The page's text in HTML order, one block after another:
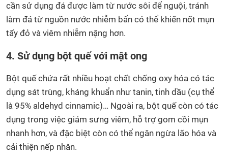
cần sử dụng đá được làm từ nước sôi để nguội, tránh
làm đá từ nguồn nước nhiễm bẩn có thể khiến nốt mụn
tấy đỏ và viêm nhiễm nặng hơn.
4. Sử dụng bột quế với mật ong
Bột quế chứa rất nhiều hoạt chất chống oxy hóa có tác
dụng sát trùng, kháng khuẩn như tanin, tinh dầu (cụ thể
là 95% aldehyd cinnamic)… Ngoài ra, bột quế còn có tác
dụng trong việc giảm sưng viêm, hỗ trợ gom cồi mụn
nhanh hơn, và đặc biệt còn có thể ngăn ngừa lão hóa và
cải thiện nếp nhăn.